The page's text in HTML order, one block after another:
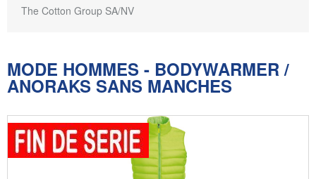
The Cotton Group SA/NV
MODE HOMMES - BODYWARMER /
ANORAKS SANS MANCHES